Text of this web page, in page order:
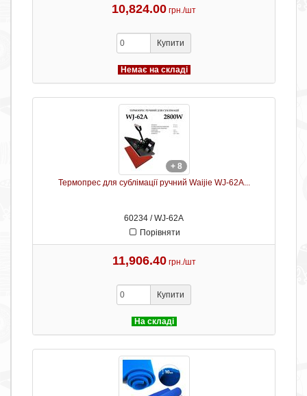
10,824.00 грн./шт
Купити
Немає на складі
+ 8
Термопрес для сублімації ручний Waijie WJ-62A...
60234 / WJ-62A
Порівняти
11,906.40 грн./шт
Купити
На складі